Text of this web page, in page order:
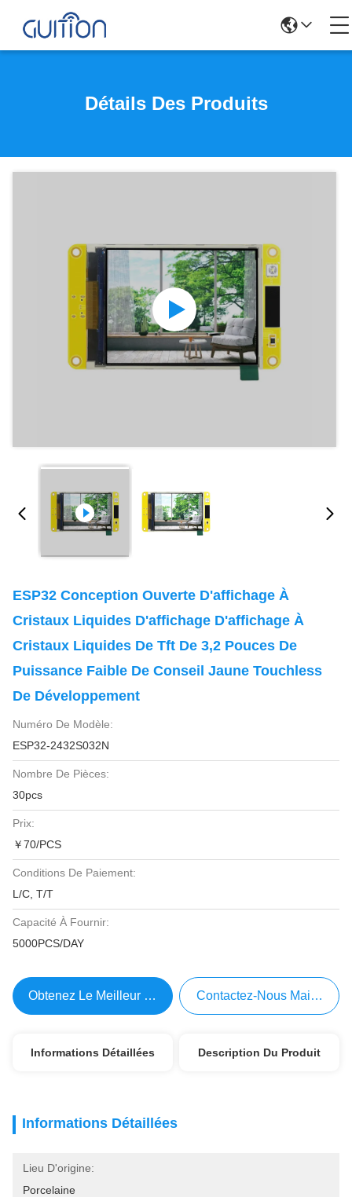
Détails Des Produits
ESP32 Conception Ouverte D'affichage À
Cristaux Liquides D'affichage D'affichage À
Cristaux Liquides De Tft De 3,2 Pouces De
Puissance Faible De Conseil Jaune Touchless
De Développement
Numéro De Modèle:
ESP32-2432S032N
Nombre De Pièces:
30pcs
Prix:
￥70/PCS
Conditions De Paiement:
L/C, T/T
Capacité À Fournir:
5000PCS/DAY
Obtenez Le Meilleur Prix Contactez-Nous Maintenant
Informations Détaillées Description Du Produit
Informations Détaillées
Lieu D'origine:
Porcelaine